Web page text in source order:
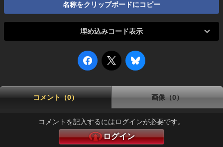
名称をクリップボードにコピー
埋め込みコード表示
コメント（0） 画像（0）
コメントを記入するにはログインが必要です。
ログイン